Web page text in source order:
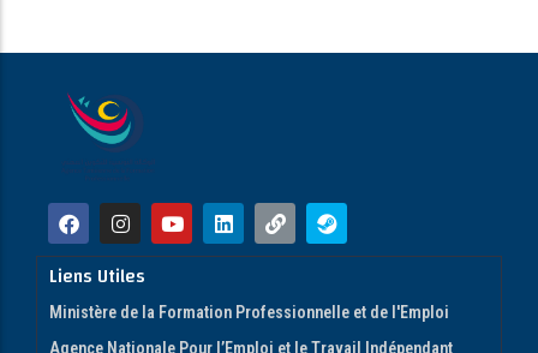
Liens Utiles
Ministère de la Formation Professionnelle et de l'Emploi
Agence Nationale Pour l’Emploi et le Travail Indépendant